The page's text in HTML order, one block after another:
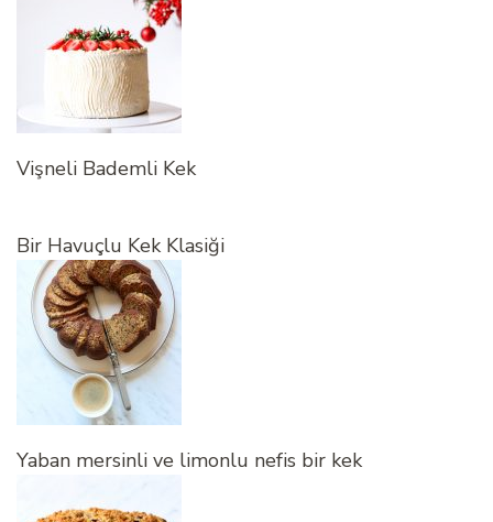
Vişneli Bademli Kek
Bir Havuçlu Kek Klasiği
Yaban mersinli ve limonlu nefis bir kek